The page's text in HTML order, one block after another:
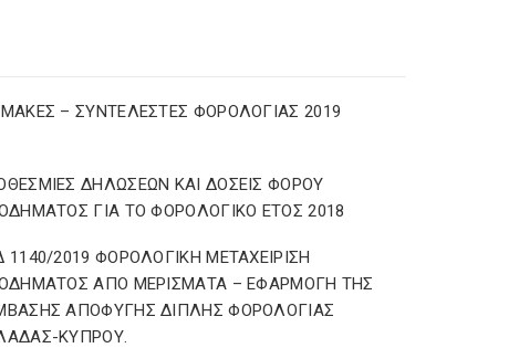
– ΣΥΝΤΕΛΕΣΤΕΣ ΦΟΡΟΛΟΓΙΑΣ 2019
ΔΗΛΩΣΕΩΝ ΚΑΙ ΔΟΣΕΙΣ ΦΟΡΟΥ
ΓΙΑ ΤΟ ΦΟΡΟΛΟΓΙΚΟ ΕΤΟΣ 2018
1140/2019 ΦΟΡΟΛΟΓΙΚΗ ΜΕΤΑΧΕΙΡΙΣΗ
ΑΠΟ ΜΕΡΙΣΜΑΤΑ – ΕΦΑΡΜΟΓΗ ΤΗΣ
ΑΠΟΦΥΓΗΣ ΔΙΠΛΗΣ ΦΟΡΟΛΟΓΙΑΣ
ΚΥΠΡΟΥ.